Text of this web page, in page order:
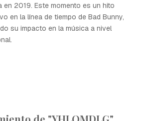
en 2019. Este momento es un hito
en la línea de tiempo de Bad Bunny,
su impacto en la música a nivel